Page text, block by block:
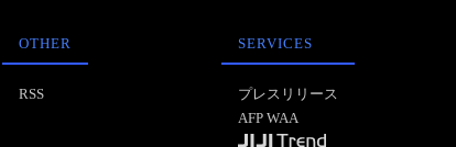
OTHER
RSS
SERVICES
プレスリリース
AFP WAA